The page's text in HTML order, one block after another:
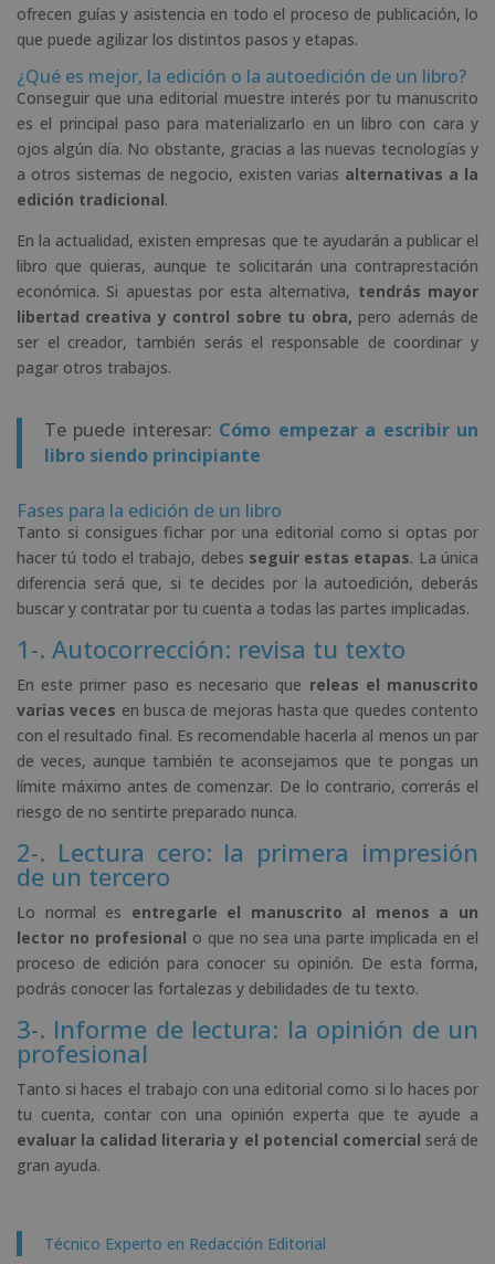
ofrecen guías y asistencia en todo el proceso de publicación, lo
que puede agilizar los distintos pasos y etapas.
¿Qué es mejor, la edición o la autoedición de un libro?
Conseguir que una editorial muestre interés por tu manuscrito
es el principal paso para materializarlo en un libro con cara y
ojos algún día. No obstante, gracias a las nuevas tecnologías y
a otros sistemas de negocio, existen varias alternativas a la
edición tradicional.
En la actualidad, existen empresas que te ayudarán a publicar el
libro que quieras, aunque te solicitarán una contraprestación
económica. Si apuestas por esta alternativa, tendrás mayor
libertad creativa y control sobre tu obra, pero además de
ser el creador, también serás el responsable de coordinar y
pagar otros trabajos.
Te puede interesar: Cómo empezar a escribir un
libro siendo principiante
Fases para la edición de un libro
Tanto si consigues fichar por una editorial como si optas por
hacer tú todo el trabajo, debes seguir estas etapas. La única
diferencia será que, si te decides por la autoedición, deberás
buscar y contratar por tu cuenta a todas las partes implicadas.
1-. Autocorrección: revisa tu texto
En este primer paso es necesario que releas el manuscrito
varias veces en busca de mejoras hasta que quedes contento
con el resultado final. Es recomendable hacerla al menos un par
de veces, aunque también te aconsejamos que te pongas un
límite máximo antes de comenzar. De lo contrario, correrás el
riesgo de no sentirte preparado nunca.
2-. Lectura cero: la primera impresión
de un tercero
Lo normal es entregarle el manuscrito al menos a un
lector no profesional o que no sea una parte implicada en el
proceso de edición para conocer su opinión. De esta forma,
podrás conocer las fortalezas y debilidades de tu texto.
3-. Informe de lectura: la opinión de un
profesional
Tanto si haces el trabajo con una editorial como si lo haces por
tu cuenta, contar con una opinión experta que te ayude a
evaluar la calidad literaria y el potencial comercial será de
gran ayuda.
Técnico Experto en Redacción Editorial